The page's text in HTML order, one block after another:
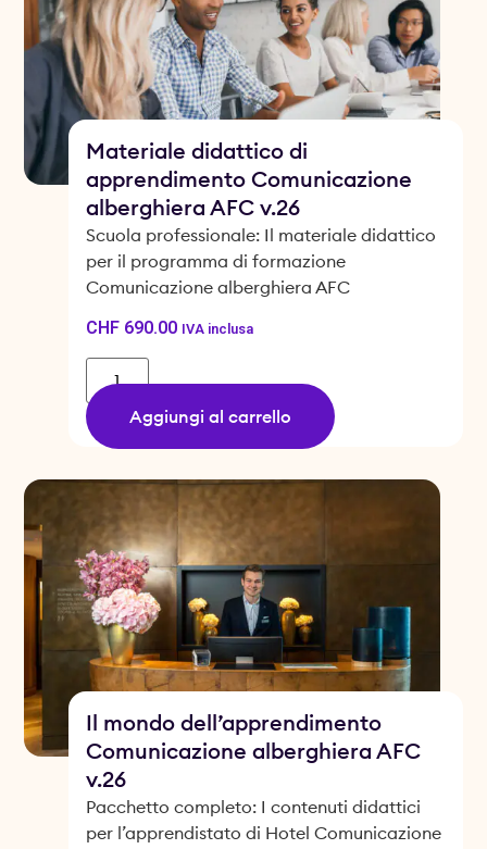
Materiale didattico di
apprendimento Comunicazione
alberghiera AFC v.26
Scuola professionale: Il materiale didattico
per il programma di formazione
Comunicazione alberghiera AFC
CHF690.00 IVA inclusa
Aggiungi al carrello
Il mondo dell’apprendimento
Comunicazione alberghiera AFC
v.26
Pacchetto completo: I contenuti didattici
per l’apprendistato di Hotel Comunicazione